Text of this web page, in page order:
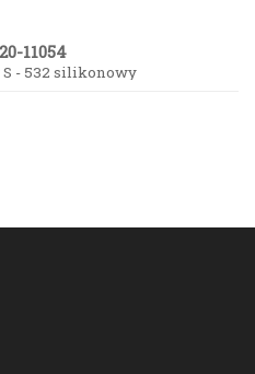
11054
- 532 silikonowy